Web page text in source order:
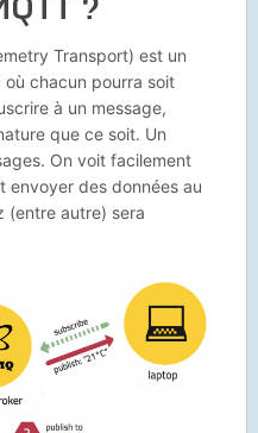
Transport) est un
où chacun pourra soit
à un message,
que ce soit. Un
On voit facilement
envoyer des données au
(entre autre) sera